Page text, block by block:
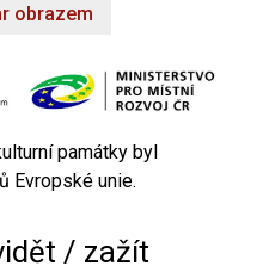
obrazem
památky byl
Evropské unie.
/ zažít